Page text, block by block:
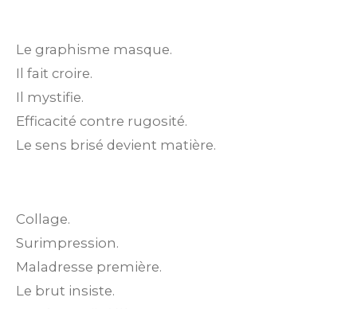
Le graphisme masque.
Il fait croire.
Il mystifie.
Efficacité contre rugosité.
Le sens brisé devient matière.
Collage.
Surimpression.
Maladresse première.
Le brut insiste.